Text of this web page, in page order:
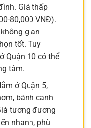
Giá thấp
80,000 VNĐ).
gian
tốt. Tuy
Quận 10 có thể
tâm.
ở Quận 5,
bánh canh
tương đương
nhanh, phù